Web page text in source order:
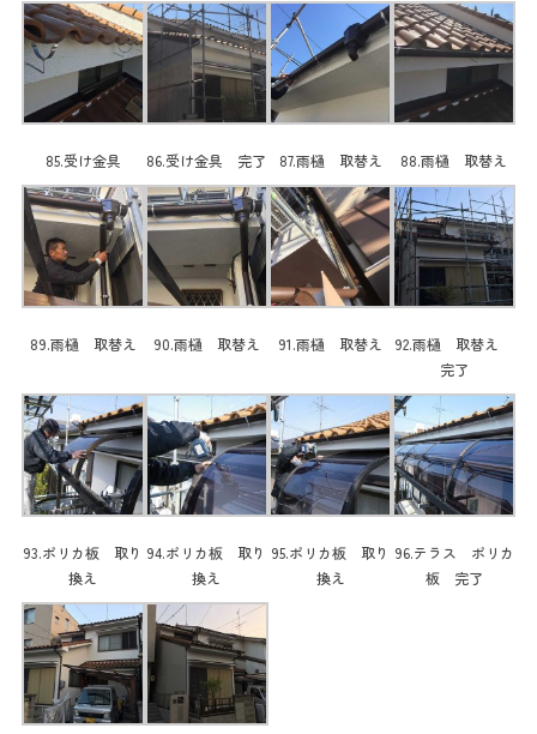
85.受け金具 86.受け金具 完了 87.雨樋 取替え 88.雨樋 取替え
89.雨樋 取替え 90.雨樋 取替え 91.雨樋 取替え
92.雨樋 取替え
完了
93.ポリカ板 取り
換え
94.ポリカ板 取り
換え
95.ポリカ板 取り
換え
96.テラス ポリカ
板 完了